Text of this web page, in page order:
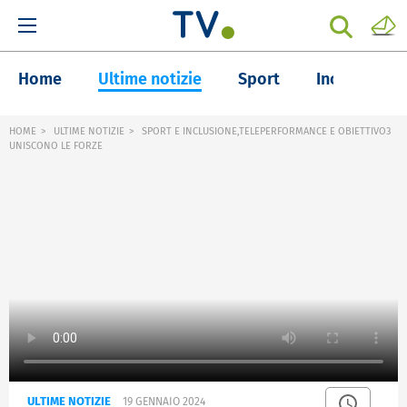
Home Ultime notizie Sport Inchieste
HOME ULTIME NOTIZIE
SPORT E INCLUSIONE,TELEPERFORMANCE E OBIETTIVO3
UNISCONO LE FORZE
ULTIME NOTIZIE 19 GENNAIO 2024